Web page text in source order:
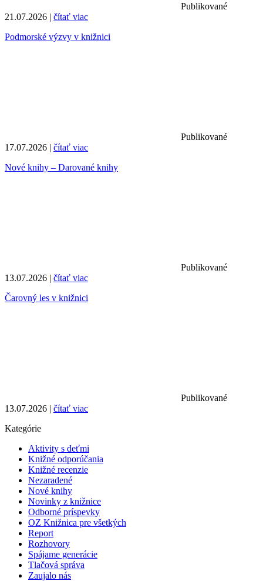
Publikované
21.07.2026 | čítať viac
Podmorské výzvy v knižnici
Publikované
17.07.2026 | čítať viac
Nové knihy – Darované knihy
Publikované
13.07.2026 | čítať viac
Čarovný les v knižnici
Publikované
13.07.2026 | čítať viac
Kategórie
Aktivity s deťmi
Knižné odporúčania
Knižné recenzie
Nezaradené
Nové knihy
Novinky z knižnice
Odborné príspevky
OZ Knižnica pre všetkých
Report
Rozhovory
Spájame generácie
Tlačová správa
Zaujalo nás